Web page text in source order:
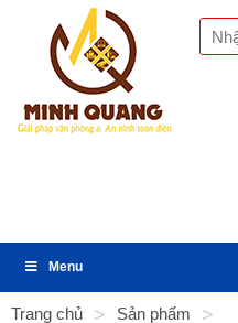
Menu
Trang chủ > Sản phẩm >